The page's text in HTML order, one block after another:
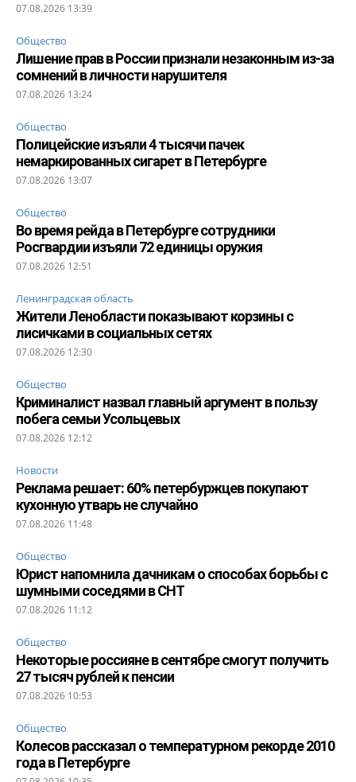
07.08.2026 13:39
Общество
Лишение прав в России признали незаконным из-за
сомнений в личности нарушителя
07.08.2026 13:24
Общество
Полицейские изъяли 4 тысячи пачек
немаркированных сигарет в Петербурге
07.08.2026 13:07
Общество
Во время рейда в Петербурге сотрудники
Росгвардии изъяли 72 единицы оружия
07.08.2026 12:51
Ленинградская область
Жители Ленобласти показывают корзины с
лисичками в социальных сетях
07.08.2026 12:30
Общество
Криминалист назвал главный аргумент в пользу
побега семьи Усольцевых
07.08.2026 12:12
Новости
Реклама решает: 60% петербуржцев покупают
кухонную утварь не случайно
07.08.2026 11:48
Общество
Юрист напомнила дачникам о способах борьбы с
шумными соседями в СНТ
07.08.2026 11:12
Общество
Некоторые россияне в сентябре смогут получить
27 тысяч рублей к пенсии
07.08.2026 10:53
Общество
Колесов рассказал о температурном рекорде 2010
года в Петербурге